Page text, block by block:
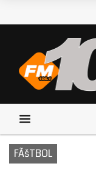
FÃšTBOL